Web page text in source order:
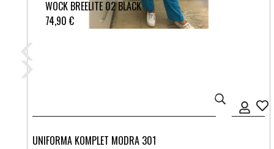
WOCK BREELITE 02 BLACK
74,90 €
UNIFORMA KOMPLET MODRA 301